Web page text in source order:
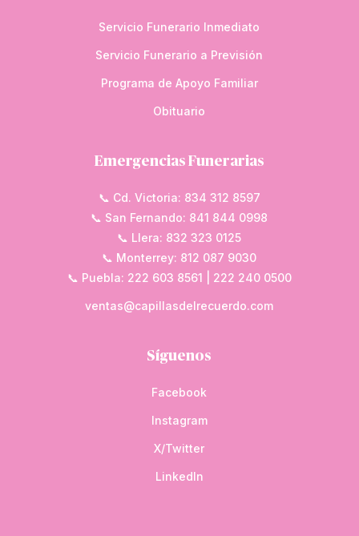
Servicio Funerario Inmediato
Servicio Funerario a Previsión
Programa de Apoyo Familiar
Obituario
Emergencias Funerarias
📞 Cd. Victoria: 834 312 8597
📞 San Fernando: 841 844 0998
📞 Llera: 832 323 0125
📞 Monterrey: 812 087 9030
📞 Puebla: 222 603 8561 | 222 240 0500
ventas@capillasdelrecuerdo.com
Síguenos
Facebook
Instagram
X/Twitter
LinkedIn